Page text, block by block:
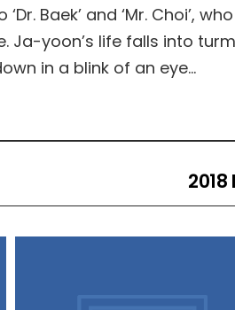
Baek’ and ‘Mr. Choi’,
Ja-yoon’s life falls into
in a blink of an eye…